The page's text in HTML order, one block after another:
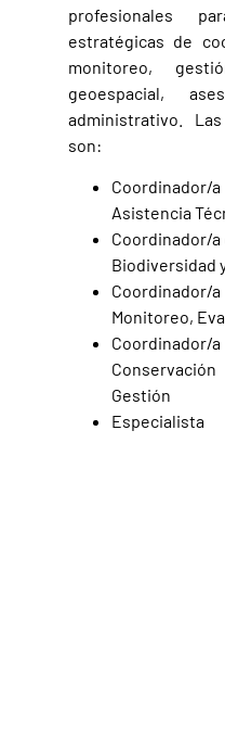
profesionales
estratégicas de
monitoreo,
geoespacial,
administrativo.
son:
Coordinador/
Asistencia
Coordinador/a
Biodiversidad
Monitoreo,
Gestión